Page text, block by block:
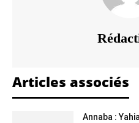
Articles associés
Annaba :